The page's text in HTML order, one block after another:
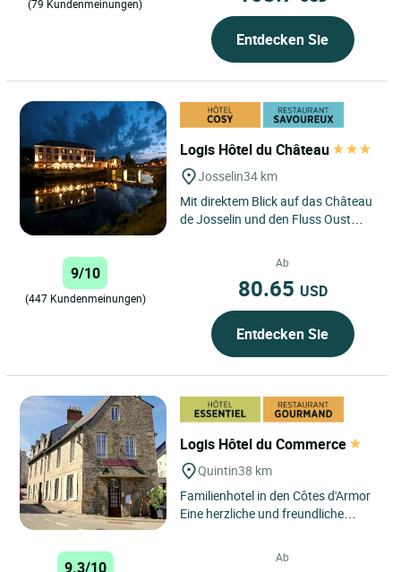
(79 Kundenmeinungen)
Entdecken Sie
Logis Hôtel du Château
Josselin34 km
Mit direktem Blick auf das Château
de Josselin und den Fluss Oust
9/10
(447 Kundenmeinungen)
Ab
80.65 USD
Entdecken Sie
Logis Hôtel du Commerce
Quintin38 km
Familienhotel in den Côtes d'Armor
Eine herzliche und freundliche
9.3/10
Ab